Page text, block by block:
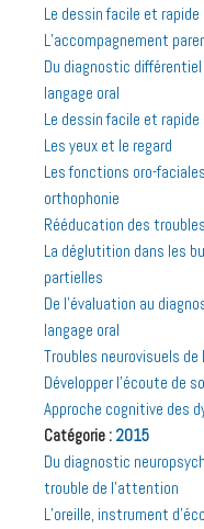
Le dessin facile et
L’accompagnement
Du diagnostic
langage oral
Le dessin facile et
Les yeux et le regard
Les fonctions oro-
orthophonie
Rééducation des
La déglutition dans les
partielles
De l’évaluation au
langage oral
Troubles neurovisuels de
Développer l’écoute de
Approche cognitive des
Catégorie : 2015
Du diagnostic
trouble de l’attention
L’oreille, instrument